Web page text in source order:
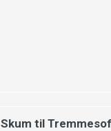
Skum til